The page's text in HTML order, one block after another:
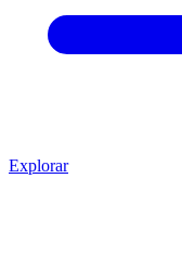
Explorar